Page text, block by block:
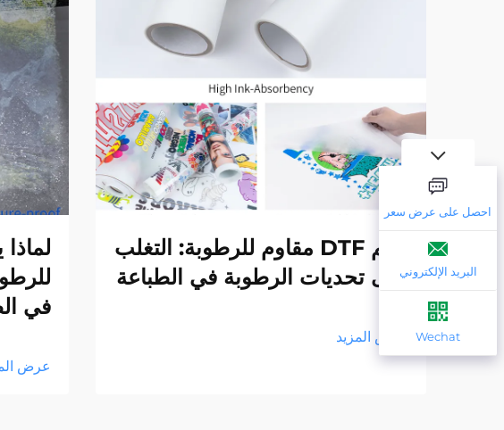
فيلم DTF مقاوم للرطوبة: التغلب
على تحديات الرطوبة في الطباعة
عرض المزيد
في
عرض
احصل على عرض سعر
البريد الإلكتروني
Wechat